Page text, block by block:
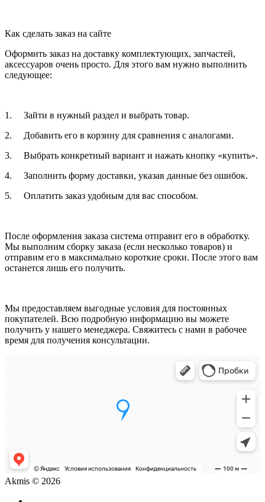
Как сделать заказ на сайте
Оформить заказ на доставку комплектующих, запчастей,
аксессуаров очень просто. Для этого вам нужно выполнить
следующее:
1. Зайти в нужный раздел и выбрать товар.
2. Добавить его в корзину для сравнения с аналогами.
3. Выбрать конкретный вариант и нажать кнопку «купить».
4. Заполнить форму доставки, указав данные без ошибок.
5. Оплатить заказ удобным для вас способом.
После оформления заказа система отправит его в обработку.
Мы выполним сборку заказа (если несколько товаров) и
отправим его в максимально короткие сроки. После этого вам
останется лишь его получить.
Мы предоставляем выгодные условия для постоянных
покупателей. Всю подробную информацию вы можете
получить у нашего менеджера. Свяжитесь с нами в рабочее
время для получения консультации.
Akmis © 2026